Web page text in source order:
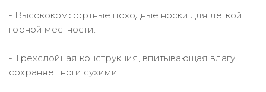
- Высококомфортные походные носки для легкой
горной местности.
- Трехслойная конструкция, впитывающая влагу,
сохраняет ноги сухими.